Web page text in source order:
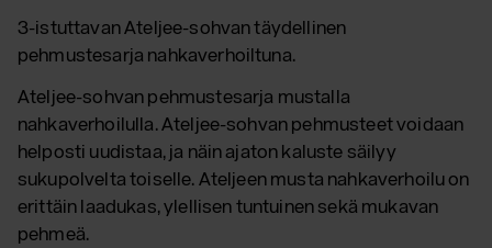
3-istuttavan Ateljee-sohvan täydellinen
pehmustesarja nahkaverhoiltuna.
Ateljee-sohvan pehmustesarja mustalla
nahkaverhoilulla. Ateljee-sohvan pehmusteet voidaan
helposti uudistaa, ja näin ajaton kaluste säilyy
sukupolvelta toiselle. Ateljeen musta nahkaverhoilu on
erittäin laadukas, ylellisen tuntuinen sekä mukavan
pehmeä.